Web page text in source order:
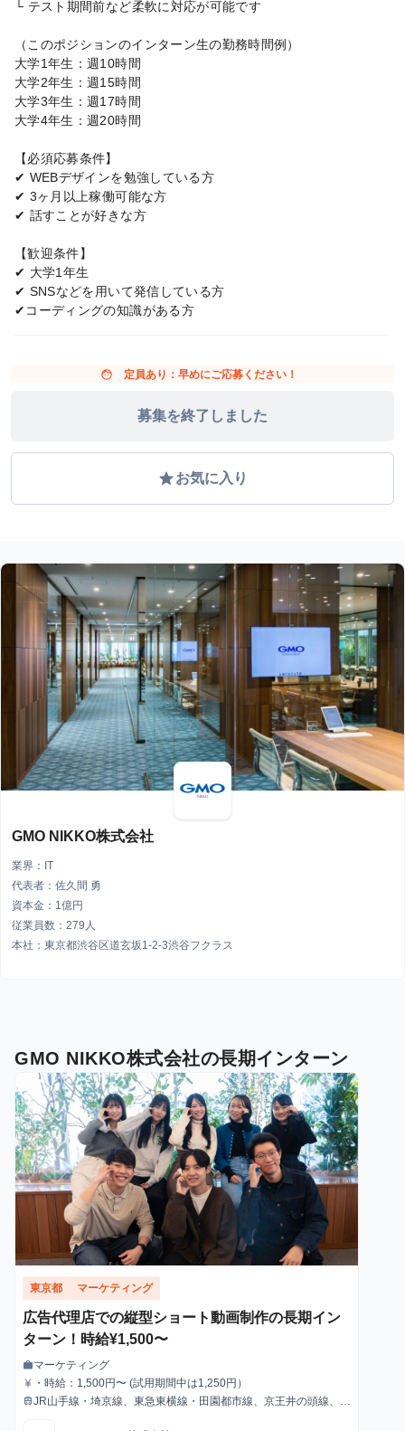
└ テスト期間前など柔軟に対応が可能です
（このポジションのインターン生の勤務時間例）
大学1年生：週10時間
大学2年生：週15時間
大学3年生：週17時間
大学4年生：週20時間
【必須応募条件】
✔︎ WEBデザインを勉強している方
✔︎ 3ヶ月以上稼働可能な方
✔︎ 話すことが好きな方
【歓迎条件】
✔︎ 大学1年生
✔︎ SNSなどを用いて発信している方
✔︎コーディングの知識がある方
face 定員あり：早めにご応募ください！
募集を終了しました
gradeお気に入り
GMO NIKKO株式会社
業界：IT
代表者：佐久間 勇
資本金：1億円
従業員数：279人
本社：東京都渋谷区道玄坂1-2-3渋谷フクラス
GMO NIKKO株式会社の長期インターン
東京都 マーケティング
広告代理店での縦型ショート動画制作の長期イン
ターン！時給¥1,500〜
職種
workマーケティング
給与
currency_yen
・時給：1,500円〜 (試用期間中は1,250円）
最寄駅
trainJR山手線・埼京線、東急東横線・田園都市線、京王井の頭線、地